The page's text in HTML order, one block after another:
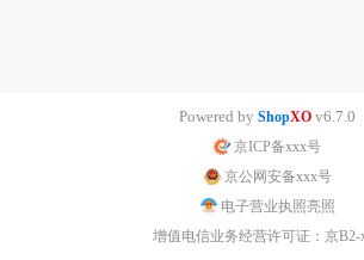
Powered by ShopXO v6.7.0
京ICP备xxx号
京公网安备xxx号
电子营业执照亮照
增值电信业务经营许可证：京B2-